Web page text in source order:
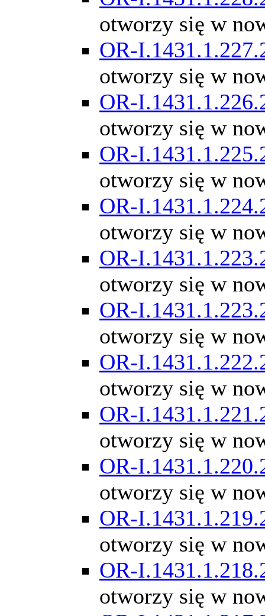
otworzy się w
OR-
otworzy się w
OR-
otworzy się w
OR-
otworzy się w
OR-
otworzy się w
OR-
otworzy się w
OR-
otworzy się w
OR-
otworzy się w
OR-
otworzy się w
OR-
otworzy się w
OR-
otworzy się w
OR-
otworzy się w